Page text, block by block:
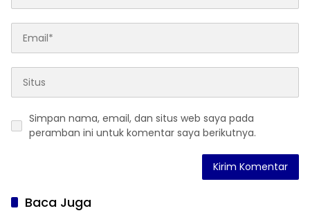
Simpan nama, email, dan situs web saya pada
peramban ini untuk komentar saya berikutnya.
Baca Juga